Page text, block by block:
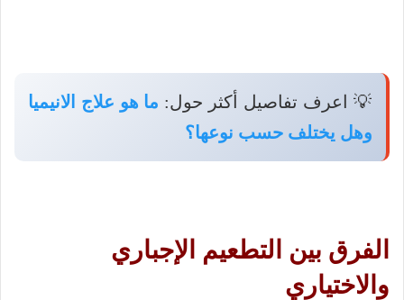
💡 اعرف تفاصيل أكثر حول: ما هو علاج الانيميا
وهل يختلف حسب نوعها؟
الفرق بين التطعيم الإجباري
والاختياري